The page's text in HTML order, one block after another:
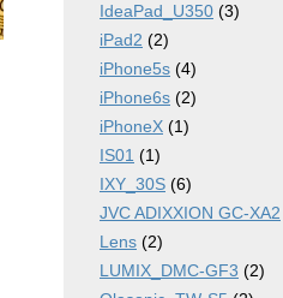
IdeaPad_U350 (3)
iPad2 (2)
iPhone5s (4)
iPhone6s (2)
iPhoneX (1)
IS01 (1)
IXY_30S (6)
JVC ADIXXION GC-XA2
Lens (2)
LUMIX_DMC-GF3 (2)